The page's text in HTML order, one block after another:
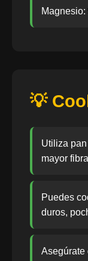
💡
Utiliza
mayor
Puedes
duros,
Asegúrate